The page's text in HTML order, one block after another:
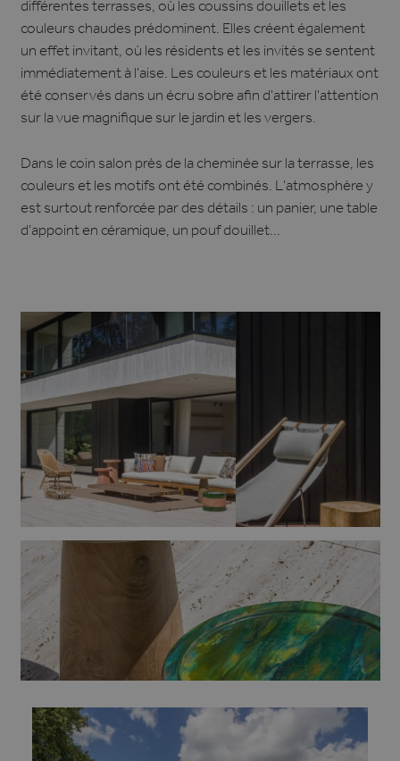
différentes terrasses, où les coussins douillets et les
couleurs chaudes prédominent. Elles créent également
un effet invitant, où les résidents et les invités se sentent
immédiatement à l'aise. Les couleurs et les matériaux ont
été conservés dans un écru sobre afin d'attirer l'attention
sur la vue magnifique sur le jardin et les vergers.
Dans le coin salon près de la cheminée sur la terrasse, les
couleurs et les motifs ont été combinés. L'atmosphère y
est surtout renforcée par des détails : un panier, une table
d'appoint en céramique, un pouf douillet...